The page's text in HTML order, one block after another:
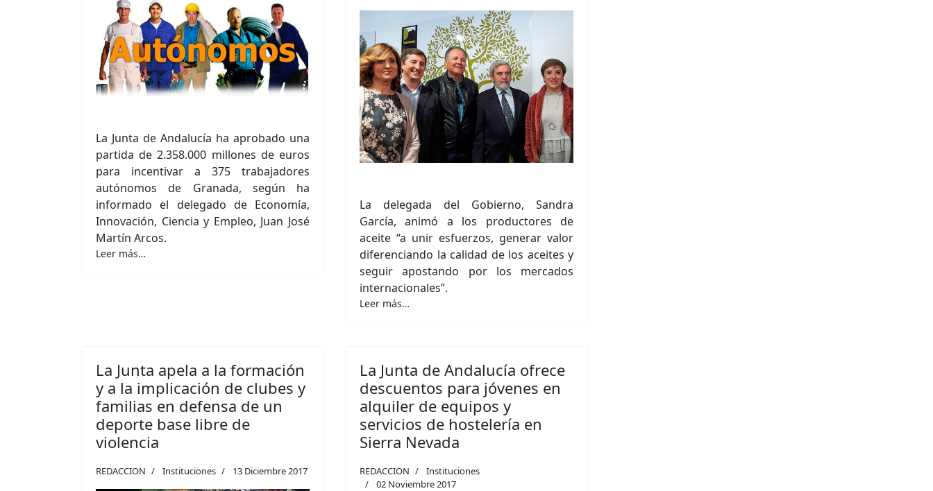
La Junta de Andalucía ha aprobado una
partida de 2.358.000 millones de euros
para incentivar a 375 trabajadores
autónomos de Granada, según ha
informado el delegado de Economía,
Innovación, Ciencia y Empleo, Juan José
Martín Arcos.
Leer más…
La delegada del Gobierno, Sandra
García, animó a los productores de
aceite “a unir esfuerzos, generar valor
diferenciando la calidad de los aceites y
seguir apostando por los mercados
internacionales”.
Leer más…
La Junta apela a la formación
y a la implicación de clubes y
familias en defensa de un
deporte base libre de
violencia
REDACCION Instituciones 13 Diciembre 2017
La Junta de Andalucía ofrece
descuentos para jóvenes en
alquiler de equipos y
servicios de hostelería en
Sierra Nevada
REDACCION
Instituciones
02 Noviembre 2017